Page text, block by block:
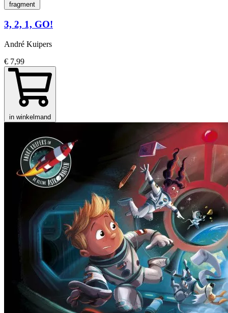
fragment
3, 2, 1, GO!
André Kuipers
€ 7,99
in winkelmand